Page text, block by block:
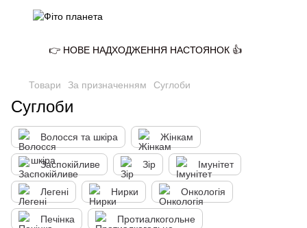
👉 НОВЕ НАДХОДЖЕННЯ НАСТОЯНОК 👍
Товари За призначенням Суглоби
Суглоби
Волосся та шкіра Жінкам
Заспокійливе Зір Імунітет
Легені Нирки Онкологія
Печінка Протиалкогольне